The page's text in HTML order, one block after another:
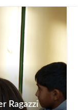
Ragazzi